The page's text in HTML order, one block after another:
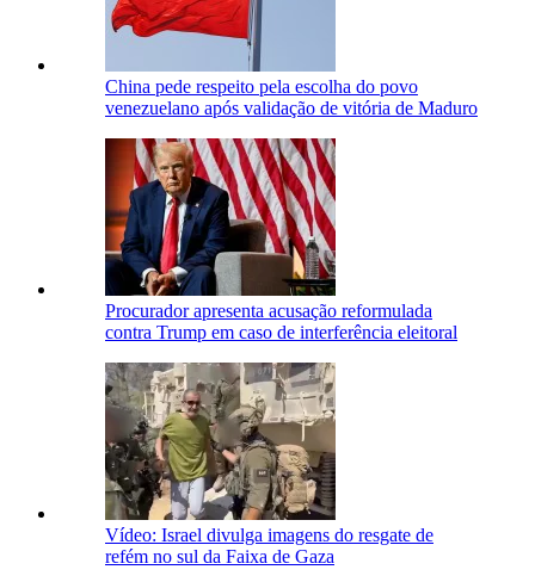
China pede respeito pela escolha do povo
venezuelano após validação de vitória de Maduro
Procurador apresenta acusação reformulada
contra Trump em caso de interferência eleitoral
Vídeo: Israel divulga imagens do resgate de
refém no sul da Faixa de Gaza